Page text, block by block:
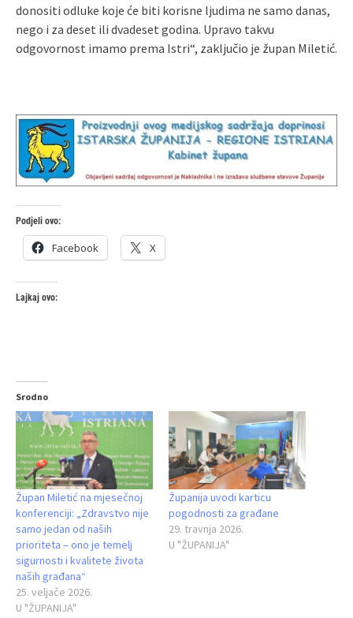
donositi odluke koje će biti korisne ljudima ne samo danas,
nego i za deset ili dvadeset godina. Upravo takvu
odgovornost imamo prema Istri“, zaključio je župan Miletić.
Podjeli ovo:
Facebook X
Lajkaj ovo:
Srodno
Župan Miletić na mjesečnoj
konferenciji: „Zdravstvo nije
samo jedan od naših
prioriteta – ono je temelj
sigurnosti i kvalitete života
naših građana“
25. veljače 2026.
U "ŽUPANIJA"
Županija uvodi karticu
pogodnosti za građane
29. travnja 2026.
U "ŽUPANIJA"